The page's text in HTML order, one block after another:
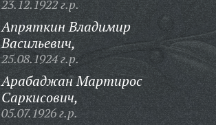
23.12.1922 г.р.
Апряткин Владимир
Васильевич,
25.08.1924 г.р.
Арабаджан Мартирос
Саркисович,
05.07.1926 г.р.